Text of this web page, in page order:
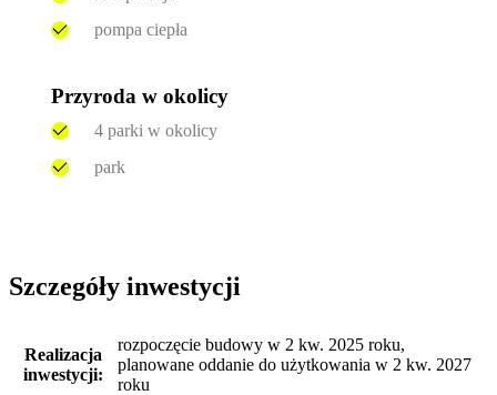
pompa ciepła
Przyroda w okolicy
4 parki w okolicy
park
Szczegóły inwestycji
Realizacja
inwestycji:
rozpoczęcie budowy w 2 kw. 2025 roku,
planowane oddanie do użytkowania w 2 kw. 2027
roku